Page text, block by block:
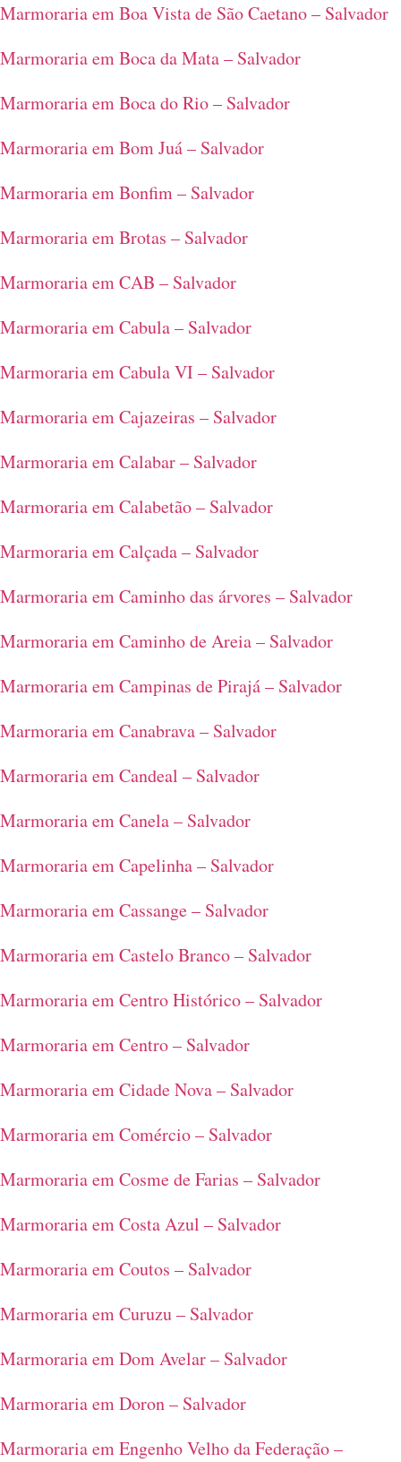
Marmoraria em Boa Vista de São Caetano – Salvador
Marmoraria em Boca da Mata – Salvador
Marmoraria em Boca do Rio – Salvador
Marmoraria em Bom Juá – Salvador
Marmoraria em Bonfim – Salvador
Marmoraria em Brotas – Salvador
Marmoraria em CAB – Salvador
Marmoraria em Cabula – Salvador
Marmoraria em Cabula VI – Salvador
Marmoraria em Cajazeiras – Salvador
Marmoraria em Calabar – Salvador
Marmoraria em Calabetão – Salvador
Marmoraria em Calçada – Salvador
Marmoraria em Caminho das árvores – Salvador
Marmoraria em Caminho de Areia – Salvador
Marmoraria em Campinas de Pirajá – Salvador
Marmoraria em Canabrava – Salvador
Marmoraria em Candeal – Salvador
Marmoraria em Canela – Salvador
Marmoraria em Capelinha – Salvador
Marmoraria em Cassange – Salvador
Marmoraria em Castelo Branco – Salvador
Marmoraria em Centro Histórico – Salvador
Marmoraria em Centro – Salvador
Marmoraria em Cidade Nova – Salvador
Marmoraria em Comércio – Salvador
Marmoraria em Cosme de Farias – Salvador
Marmoraria em Costa Azul – Salvador
Marmoraria em Coutos – Salvador
Marmoraria em Curuzu – Salvador
Marmoraria em Dom Avelar – Salvador
Marmoraria em Doron – Salvador
Marmoraria em Engenho Velho da Federação –